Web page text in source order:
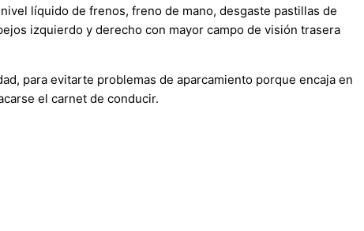
líquido de frenos, freno de mano, desgaste pastillas de
izquierdo y derecho con mayor campo de visión trasera
para evitarte problemas de aparcamiento porque encaja en
el carnet de conducir.